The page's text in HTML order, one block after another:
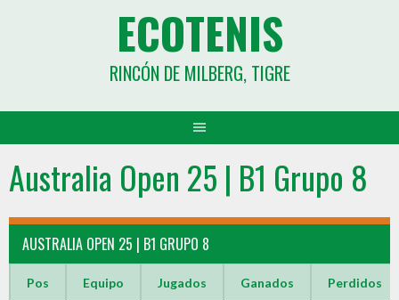
ECOTENIS
RINCÓN DE MILBERG, TIGRE
Australia Open 25 | B1 Grupo 8
AUSTRALIA OPEN 25 | B1 GRUPO 8
Pos Equipo Jugados Ganados Perdidos